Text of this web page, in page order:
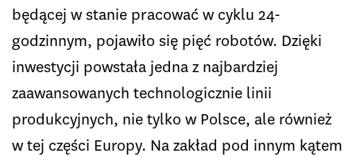
będącej w stanie pracować w cyklu 24-
godzinnym, pojawiło się pięć robotów. Dzięki
inwestycji powstała jedna z najbardziej
zaawansowanych technologicznie linii
produkcyjnych, nie tylko w Polsce, ale również
w tej części Europy. Na zakład pod innym kątem